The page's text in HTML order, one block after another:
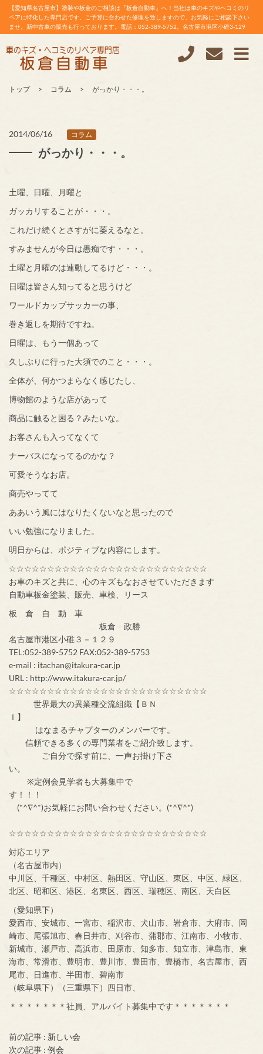
【愛知県名古屋市】塗装や板金のご相談は『板倉自動車』へ！当社は車のキズやヘコミのリ
ペアに特化した専門店です。ご予算に合わせた修理を致しますので、お気軽にご相談下さい
ませ。新中古車の販売も行っております。電話：052-389-5752。名古屋市港区小碓3-129
トップ コラム がっかり・・・。
2014/06/16 コラム
がっかり・・・。
土曜、日曜、月曜と
ガッカリすることが・・・。
これだけ続くとさすがに萎えるなと。
すみませんが今日は愚痴です・・・。
土曜と月曜のは連動してるけど・・・。
日曜は皆さん知ってると思うけど
ワールドカップサッカーの事、
巻き返しを期待ですね。
日曜は、もう一個あって
久しぶりに行った大須でのこと・・・。
全体が、何かつまらなく感じたし、
博物館のような店があって
商品に触ると困る？みたいな。
お客さんも入ってなくて
ナーバスになってるのかな？
可愛そうなお店。
商売やってて
ああいう風にはなりたくないなと思ったので
いい勉強になりました。
明日からは、ポジティブな内容にします。
☆☆☆☆☆☆☆☆☆☆☆☆☆☆☆☆☆☆☆☆☆☆☆☆☆☆
お車のキズと共に、心のキズもなおさせていただきます
自動車板金塗装、販売、車検、リース
板 倉 自 動 車
板倉 政勝
名古屋市港区小碓３－１２９
TEL:052-389-5752 FAX:052-389-5753
e-mail : itachan@itakura-car.jp
URL : http://www.itakura-car.jp/
☆☆☆☆☆☆☆☆☆☆☆☆☆☆☆☆☆☆☆☆☆☆☆☆☆☆
世界最大の異業種交流組織【ＢＮ
Ｉ】
はなまるチャプターのメンバーです。
信頼できる多くの専門業者をご紹介致します。
ご自分で探す前に、一声お掛け下さ
い。
※定例会見学者も大募集中で
す！！！
(*^∇^*)お気軽にお問い合わせください。(*^∇^*)
☆☆☆☆☆☆☆☆☆☆☆☆☆☆☆☆☆☆☆☆☆☆☆☆☆☆
対応エリア
（名古屋市内）
中川区、千種区、中村区、熱田区、守山区、東区、中区、緑区、
北区、昭和区、港区、名東区、西区、瑞穂区、南区、天白区
（愛知県下）
愛西市、安城市、一宮市、稲沢市、犬山市、岩倉市、大府市、岡
崎市、尾張旭市、春日井市、刈谷市、蒲郡市、江南市、小牧市、
新城市、瀬戸市、高浜市、田原市、知多市、知立市、津島市、東
海市、常滑市、豊明市、豊川市、豊田市、豊橋市、名古屋市、西
尾市、日進市、半田市、碧南市
（岐阜県下）（三重県下）四日市、
＊＊＊＊＊＊＊社員、アルバイト募集中です＊＊＊＊＊＊＊
前の記事 : 新しい会
次の記事 : 例会